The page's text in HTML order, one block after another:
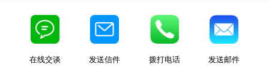
在线交谈 发送信件 拨打电话 发送邮件